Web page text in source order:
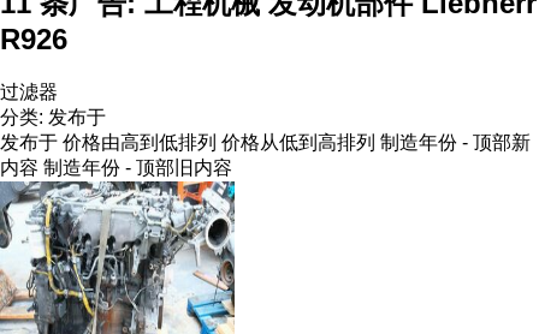
R926
过滤器
分类: 发布于
发布于 价格由高到低排列 价格从低到高排列 制造年份 - 顶部新
内容 制造年份 - 顶部旧内容